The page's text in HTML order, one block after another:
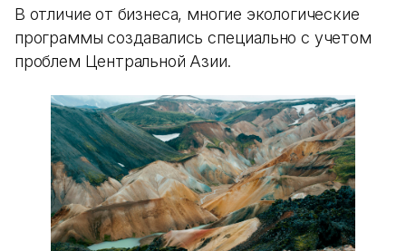
В отличие от бизнеса, многие экологические
программы создавались специально с учетом
проблем Центральной Азии.